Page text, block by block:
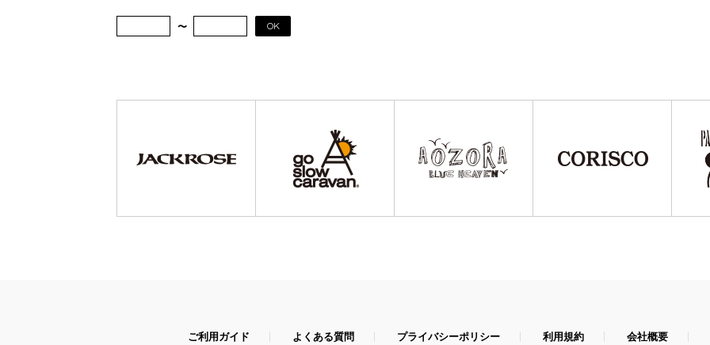
OK
ご利用ガイド よくある質問 プライバシーポリシー 利用規約 会社概要